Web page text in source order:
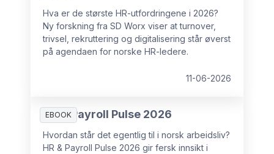
Hva er de største HR-utfordringene i 2026?
Ny forskning fra SD Worx viser at turnover,
trivsel, rekruttering og digitalisering står øverst
på agendaen for norske HR-ledere.
11-06-2026
EBOOK
HR & Payroll Pulse 2026
Hvordan står det egentlig til i norsk arbeidsliv?
HR & Payroll Pulse 2026 gir fersk innsikt i